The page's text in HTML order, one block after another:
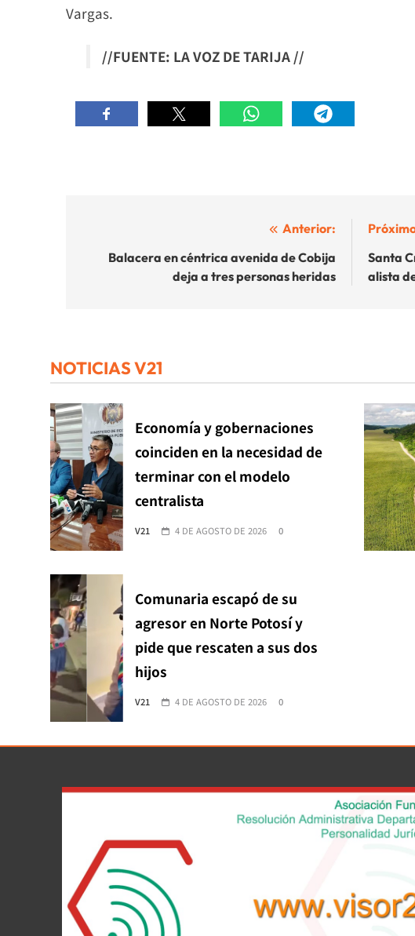
Vargas.
//FUENTE: LA VOZ DE TARIJA //
Anterior:
Balacera en céntrica avenida de Cobija
deja a tres personas heridas
Santa
alista
NOTICIAS V21
Economía y gobernaciones
coinciden en la necesidad de
terminar con el modelo
centralista
V21 4 DE AGOSTO DE 2026 0
Comunaria escapó de su
agresor en Norte Potosí y
pide que rescaten a sus dos
hijos
V21 4 DE AGOSTO DE 2026 0